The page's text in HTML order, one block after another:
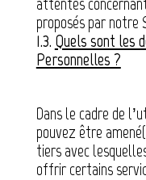
proposés par notre
1.3. Quels sont les
Personnelles ?
Dans le cadre de
pouvez être
tiers avec
offrir certains